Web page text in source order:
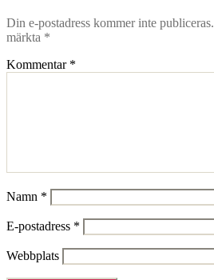
Din e-postadress kommer inte publiceras.
märkta *
Kommentar *
Namn *
E-postadress *
Webbplats